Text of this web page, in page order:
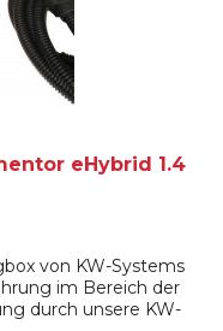
eHybrid 1.4
von KW-Systems
im Bereich der
durch unsere KW-